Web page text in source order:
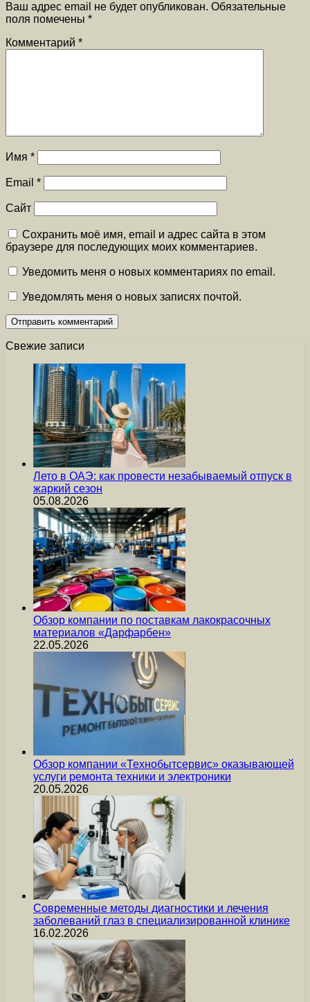
Ваш адрес email не будет опубликован. Обязательные
поля помечены *
Комментарий *
Имя *
Email *
Сайт
Сохранить моё имя, email и адрес сайта в этом
браузере для последующих моих комментариев.
Уведомить меня о новых комментариях по email.
Уведомлять меня о новых записях почтой.
Свежие записи
Лето в ОАЭ: как провести незабываемый отпуск в
жаркий сезон
05.08.2026
Обзор компании по поставкам лакокрасочных
материалов «Дарфарбен»
22.05.2026
Обзор компании «Технобытсервис» оказывающей
услуги ремонта техники и электроники
20.05.2026
Современные методы диагностики и лечения
заболеваний глаз в специализированной клинике
16.02.2026